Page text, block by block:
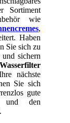
Sortiment
wie
,
Haben
Sie sich zu
sichern
Wasserfilter
nächste
Sie sich
gute
und den